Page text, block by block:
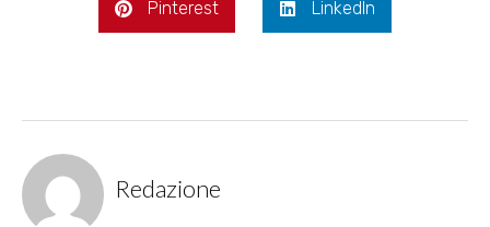
Pinterest LinkedIn
Redazione